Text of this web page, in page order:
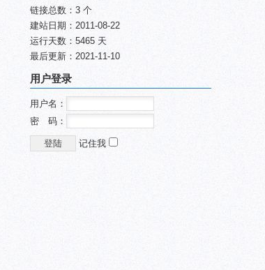
链接总数：3 个
建站日期：2011-08-22
运行天数：5465 天
最后更新：2021-11-10
用户登录
用户名：
密 码：
记住我